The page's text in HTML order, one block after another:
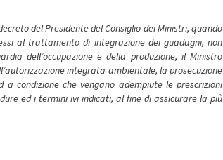
del Presidente del Consiglio dei Ministri, quando
al trattamento di integrazione dei guadagni, non
dell’occupazione e della produzione, il Ministro
integrata ambientale, la prosecuzione
condizione che vengano adempiute le prescrizioni
ed i termini ivi indicati, al fine di assicurare la più